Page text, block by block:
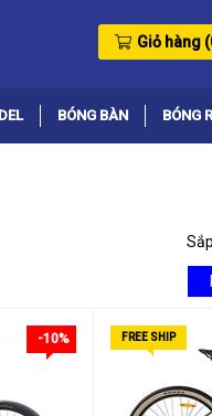
Giỏ hàng (
BÓNG BÀN BÓNG
-10% FREE SHIP